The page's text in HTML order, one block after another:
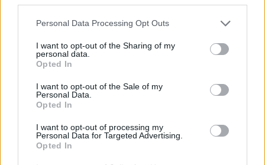
Personal Data Processing Opt Outs
I want to opt-out of the Sharing of my
personal data.
Opted In
I want to opt-out of the Sale of my
Personal Data.
Opted In
I want to opt-out of processing my
Personal Data for Targeted Advertising.
Opted In
Η ελληνική οικονομία αντέχει το
γεωπολιτικό σοκ – Τα στοιχεία
νοημοσύνης φέρνουν νέες
προκλήσεις στην